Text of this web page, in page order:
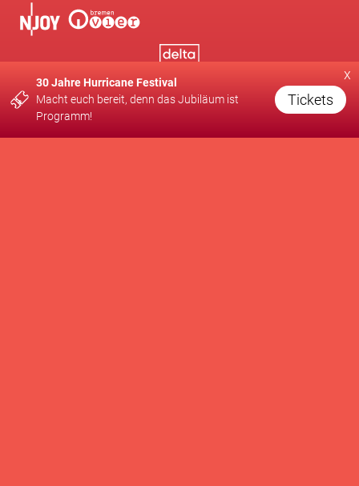
x
30 Jahre Hurricane Festival
Macht euch bereit, denn das Jubiläum ist
Programm!
Tickets